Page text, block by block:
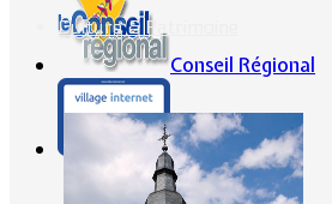
Culture & Patrimoine
Conseil Régional
Ville Internet